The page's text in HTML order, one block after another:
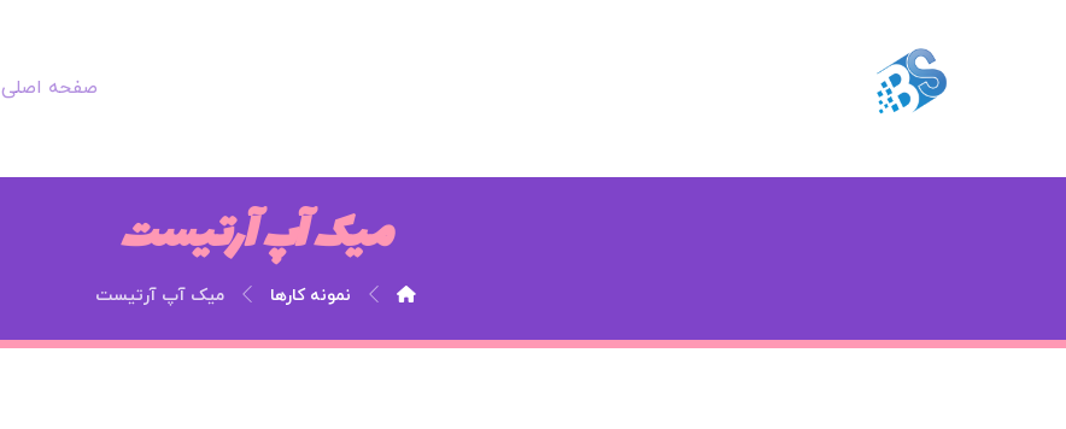
صفحه اصلی
میک آپ آرتیست
نمونه کارها میک آپ آرتیست